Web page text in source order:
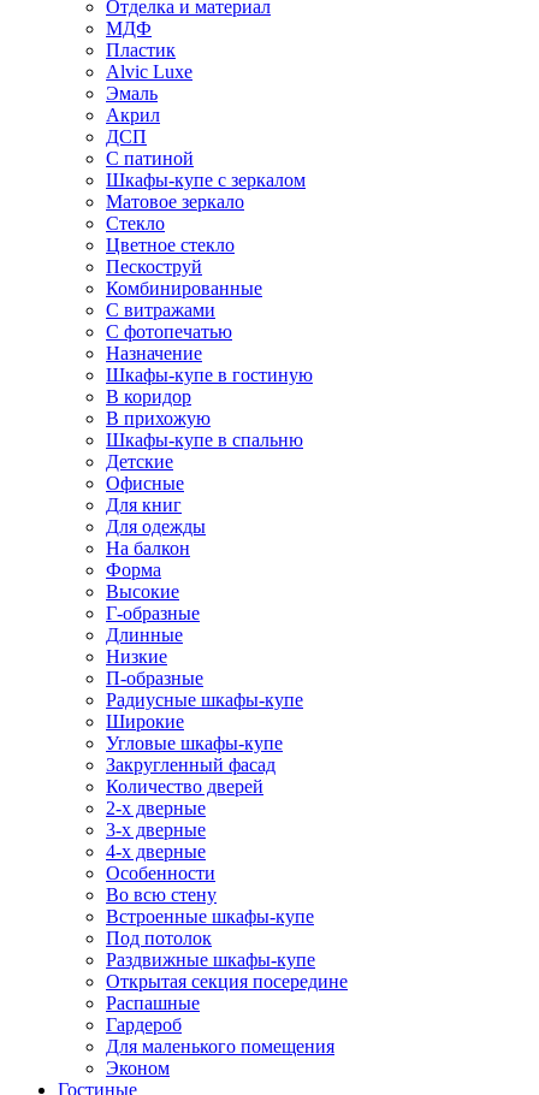
Отделка и материал
МДФ
Пластик
Alvic Luxe
Эмаль
Акрил
ДСП
С патиной
Шкафы-купе с зеркалом
Матовое зеркало
Стекло
Цветное стекло
Пескоструй
Комбинированные
С витражами
С фотопечатью
Назначение
Шкафы-купе в гостиную
В коридор
В прихожую
Шкафы-купе в спальню
Детские
Офисные
Для книг
Для одежды
На балкон
Форма
Высокие
Г-образные
Длинные
Низкие
П-образные
Радиусные шкафы-купе
Широкие
Угловые шкафы-купе
Закругленный фасад
Количество дверей
2-х дверные
3-х дверные
4-х дверные
Особенности
Во всю стену
Встроенные шкафы-купе
Под потолок
Раздвижные шкафы-купе
Открытая секция посередине
Распашные
Гардероб
Для маленького помещения
Эконом
Гостиные